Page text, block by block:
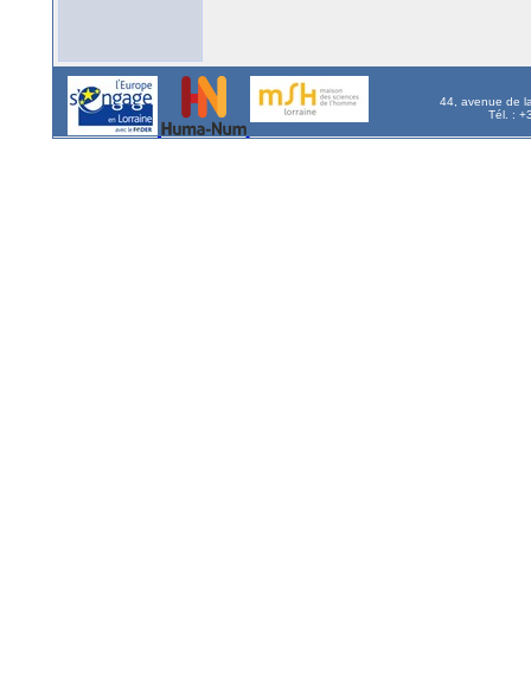
44, avenue de
Tél. :